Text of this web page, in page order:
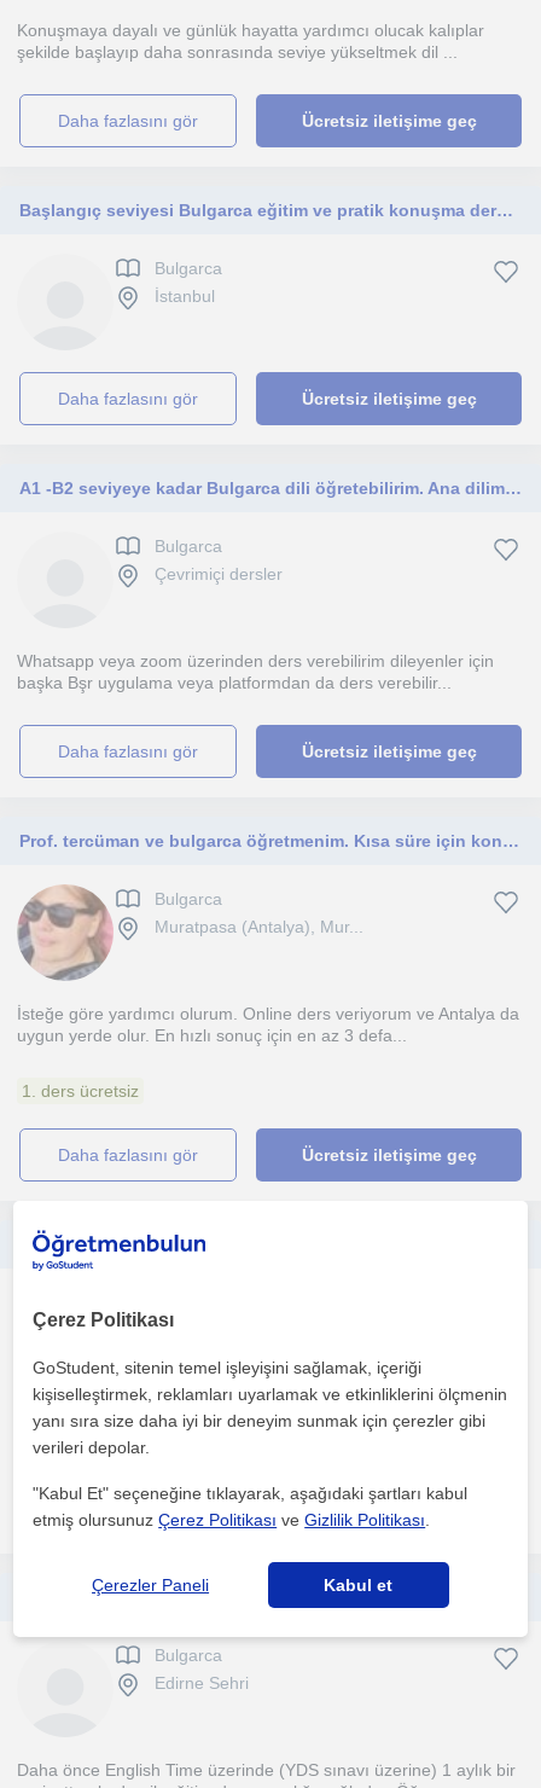
Konuşmaya dayalı ve günlük hayatta yardımcı olucak kalıplar
şekilde başlayıp daha sonrasında seviye yükseltmek dil ...
daha fazlasını gör Ücretsiz iletişime geç
Başlangıç seviyesi Bulgarca eğitim ve pratik konuşma dersleri
Bulgarca
İstanbul
daha fazlasını gör Ücretsiz iletişime geç
A1 -B2 seviyeye kadar Bulgarca dili öğretebilirim. Ana dilimdir
Bulgarca
Çevrimiçi dersler
Whatsapp veya zoom üzerinden ders verebilirim dileyenler için
başka Bşr uygulama veya platformdan da ders verebilir...
daha fazlasını gör Ücretsiz iletişime geç
Prof. tercüman ve bulgarca öğretmenim. Kısa süre için konuşma seviyede bulgarca öğrenmeye yardımcı olurum. Sofya Üniv. Mezunum.
Bulgarca
Muratpasa (Antalya), Mur...
İsteğe göre yardımcı olurum. Online ders veriyorum ve Antalya da
uygun yerde olur. En hızlı sonuç için en az 3 defa...
1. ders ücretsiz
daha fazlasını gör Ücretsiz iletişime geç
Çevrimiçi dersler
Kendi alanımda yüksek lisans yapıyorum ve bu alanda deneyime
sahibim. Daha önceve 4. sınıf lise öğrencilerine ders ...
daha fazlasını gör Ücretsiz iletişime geç
Bulgarca
Edirne Sehri
Daha önce English Time üzerinde (YDS sınavı üzerine) 1 aylık bir
Çerez Politikası
GoStudent, sitenin temel işleyişini sağlamak, içeriği
kişiselleştirmek, reklamları uyarlamak ve etkinliklerini ölçmenin
yanı sıra size daha iyi bir deneyim sunmak için çerezler gibi
verileri depolar.
"Kabul Et" seçeneğine tıklayarak, aşağıdaki şartları kabul
etmiş olursunuzÇerez Politikası veGizlilik Politikası
Çerezler Paneli Kabul et